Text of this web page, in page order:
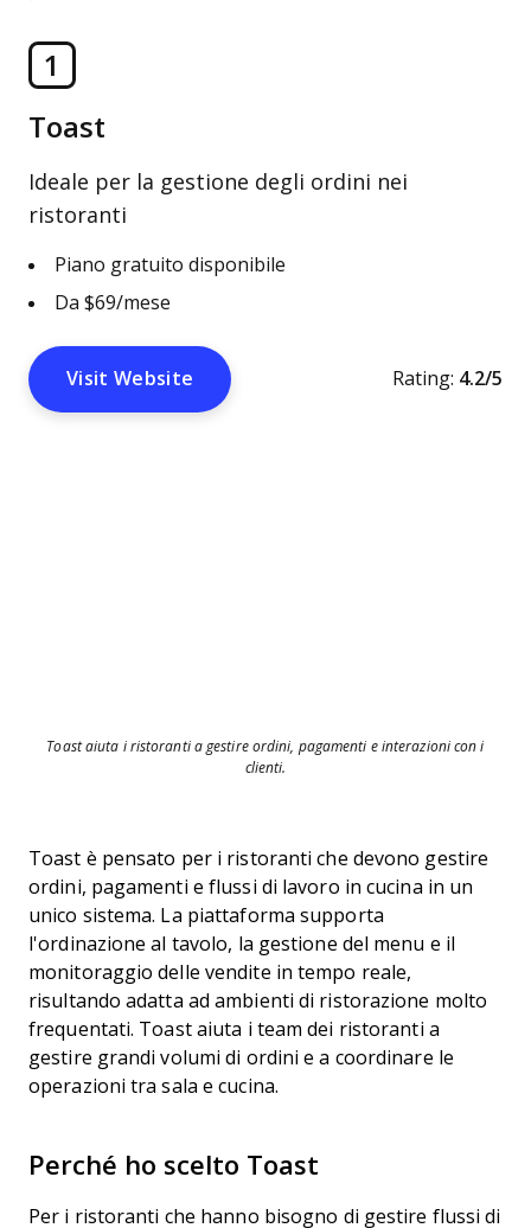
1
Toast
Ideale per la gestione degli ordini nei
ristoranti
Piano gratuito disponibile
Da $69/mese
Visit Website Rating: 4.2/5
Toast aiuta i ristoranti a gestire ordini, pagamenti e interazioni con i
clienti.
Toast è pensato per i ristoranti che devono gestire
ordini, pagamenti e flussi di lavoro in cucina in un
unico sistema. La piattaforma supporta
l'ordinazione al tavolo, la gestione del menu e il
monitoraggio delle vendite in tempo reale,
risultando adatta ad ambienti di ristorazione molto
frequentati. Toast aiuta i team dei ristoranti a
gestire grandi volumi di ordini e a coordinare le
operazioni tra sala e cucina.
Perché ho scelto Toast
Per i ristoranti che hanno bisogno di gestire flussi di